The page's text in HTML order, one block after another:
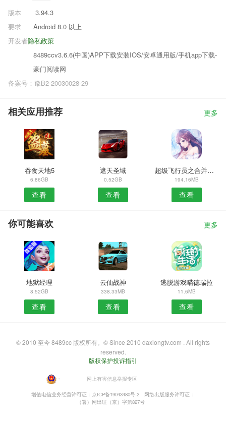
版本
3.94.3
要求
Android 8.0 以上
隐私政策
开发者
8489ccv3.6.6(中国)APP下载安装IOS/安卓通用版/手机app下载-
豪门阅读网
备案号：豫B2-20030028-29
相关应用推荐 更多
吞食天地5
6.86GB
查看
遮天圣域
0.52GB
查看
超级飞行员之合并飞机
194.16MB
查看
你可能喜欢 更多
地狱经理
8.52GB
查看
云仙战神
338.33MB
查看
逃脱游戏喵德瑞拉
11.6MB
查看
© 2010 至今 8489cc 版权所有。© Since 2010 daxiongtv.com . All rights
reserved.
版权保护投诉指引
・ 网上有害信息举报专区
增值电信业务经营许可证：京ICP备19043480号-2
网络出版服务许可证：
（署）网出证（京）字第827号